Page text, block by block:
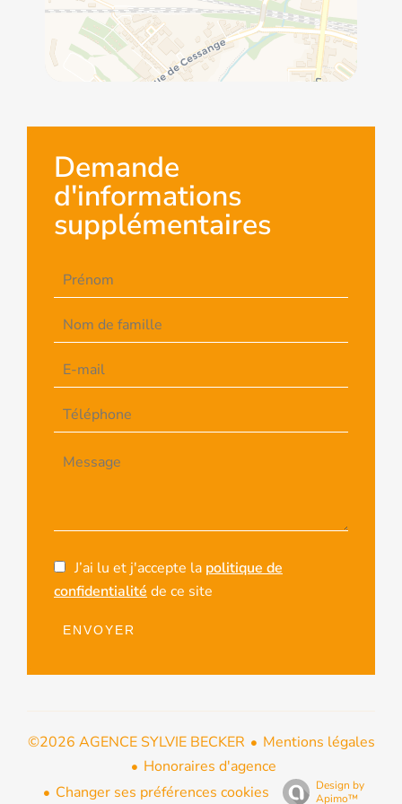
Demande
d'informations
supplémentaires
J’ai lu et j'accepte la politique de
confidentialité de ce site
ENVOYER
©2026 AGENCE SYLVIE BECKER
Mentions légales
Honoraires d'agence
Changer ses préférences cookies
Design by
Apimo™